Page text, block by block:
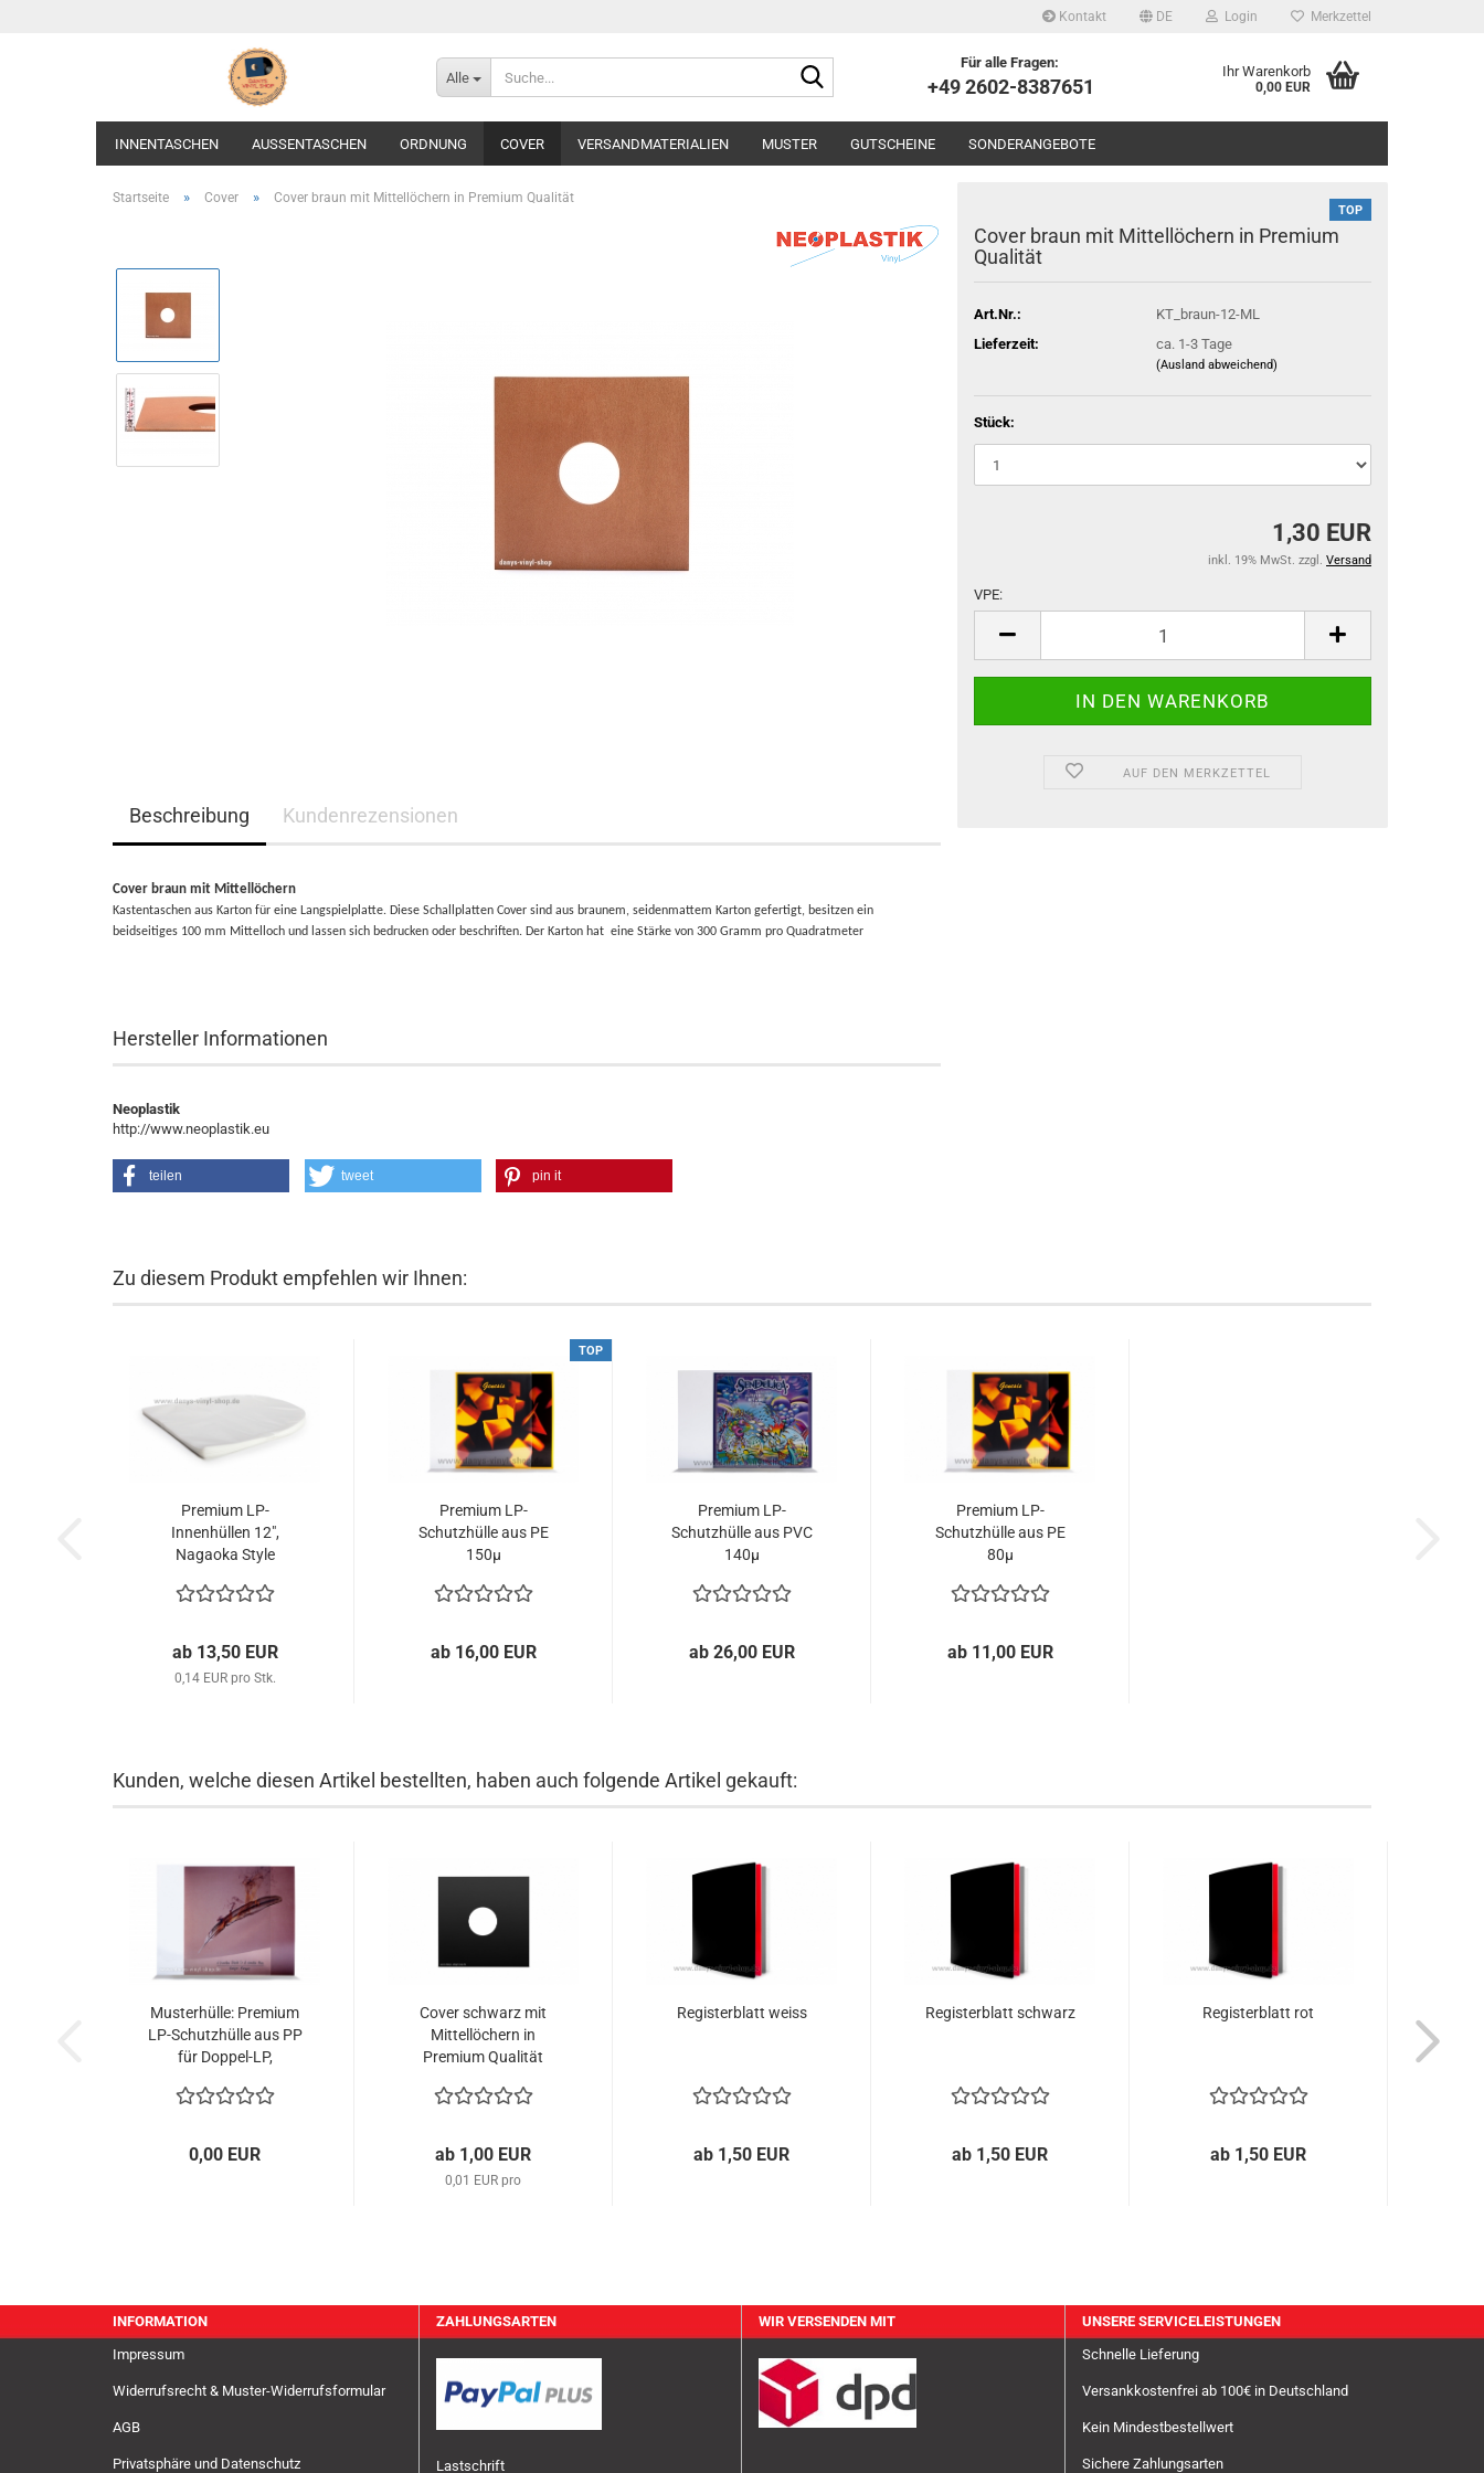
Kontakt DE Login Merkzettel
Alle
Für alle Fragen:
+49 2602-8387651
Ihr Warenkorb
0,00 EUR
INNENTASCHEN AUSSENTASCHEN ORDNUNG COVER VERSANDMATERIALIEN MUSTER GUTSCHEINE SONDERANGEBOTE
Startseite » Cover » Cover braun mit Mittellöchern in Premium Qualität
TOP
Cover braun mit Mittellöchern in Premium
Qualität
Art.Nr.:
KT_braun-12-ML
Lieferzeit:
ca. 1-3 Tage
(Ausland abweichend)
Stück:
1,30 EUR
inkl. 19% MwSt. zzgl. Versand
VPE:
AUF DEN MERKZETTEL
Beschreibung Kundenrezensionen
Cover braun mit Mittellöchern
Kastentaschen aus Karton für eine Langspielplatte. Diese Schallplatten Cover sind aus braunem, seidenmattem Karton gefertigt, besitzen ein
beidseitiges 100 mm Mittelloch und lassen sich bedrucken oder beschriften. Der Karton hat eine Stärke von 300 Gramm pro Quadratmeter
Hersteller Informationen
Neoplastik
http://www.neoplastik.eu
teilen tweet pin it
Zu diesem Produkt empfehlen wir Ihnen:
Premium LP-
Innenhüllen 12",
Nagaoka Style
ab 13,50 EUR
0,14 EUR pro Stk.
TOP
Premium LP-
Schutzhülle aus PE
150µ
ab 16,00 EUR
Premium LP-
Schutzhülle aus PVC
140µ
ab 26,00 EUR
Premium LP-
Schutzhülle aus PE
80µ
ab 11,00 EUR
Kunden, welche diesen Artikel bestellten, haben auch folgende Artikel gekauft:
Musterhülle: Premium
LP-Schutzhülle aus PP
für Doppel-LP,
0,00 EUR
Cover schwarz mit
Mittellöchern in
Premium Qualität
ab 1,00 EUR
0,01 EUR pro
Registerblatt weiss
ab 1,50 EUR
Registerblatt schwarz
ab 1,50 EUR
Registerblatt rot
ab 1,50 EUR
INFORMATION
Impressum
Widerrufsrecht & Muster-Widerrufsformular
AGB
Privatsphäre und Datenschutz
ZAHLUNGSARTEN
Lastschrift
WIR VERSENDEN MIT
UNSERE SERVICELEISTUNGEN
Schnelle Lieferung
Versankkostenfrei ab 100€ in Deutschland
Kein Mindestbestellwert
Sichere Zahlungsarten